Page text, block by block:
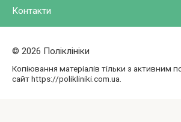
Контакти
© 2026 Поліклініки
Копіювання матеріалів тільки з активним
сайт https://polikliniki.com.ua.